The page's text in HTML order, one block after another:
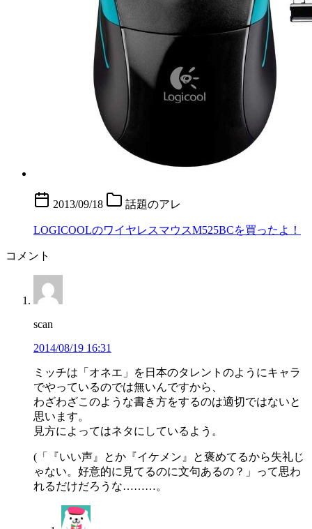
2013/09/18 話題のアレ
LOGICOOLのワイヤレスマウスM525BCを買ったよ！
コメント
scan
2014/08/19 16:31
ミッチは「オネエ」を日本のタレントのようにキャラ
でやっているのでは無いんですから、
わざわざこのような書き方をするのは適切ではないと
思います。
見方によってはネタにしているよう。
(「『いい声』とか『イケメン』と褒めてるから失礼じ
ゃない。好意的に見てるのに文句あるの？」って思わ
れるだけだろうな………。